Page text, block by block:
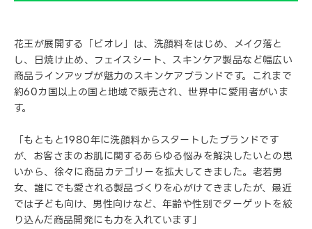
花王が展開する「ビオレ」は、洗顔料をはじめ、メイク落と
し、日焼け止め、フェイスシート、スキンケア製品など幅広い
商品ラインアップが魅力のスキンケアブランドです。これまで
約60カ国以上の国と地域で販売され、世界中に愛用者がいま
す。
「もともと1980年に洗顔料からスタートしたブランドです
が、お客さまのお肌に関するあらゆる悩みを解決したいとの思
いから、徐々に商品カテゴリーを拡大してきました。老若男
女、誰にでも愛される製品づくりを心がけてきましたが、最近
では子ども向け、男性向けなど、年齢や性別でターゲットを絞
り込んだ商品開発にも力を入れています」